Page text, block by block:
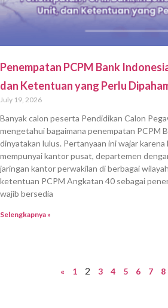
Penempatan PCPM Bank
dan Ketentuan yang Perlu
July 19, 2026
Banyak calon peserta Pendidikan Calon
mengetahui bagaimana penempatan PCPM
dinyatakan lulus. Pertanyaan ini wajar karena
mempunyai kantor pusat, departemen
jaringan kantor perwakilan di berbagai
ketentuan PCPM Angkatan 40 sebagai
wajib bersedia
Selengkapnya »
« 1 2 3 4 5 6 7 8